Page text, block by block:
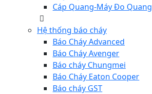
Cáp Quang-Máy Đo Quang
Hệ thống báo cháy
Báo Cháy Advanced
Báo Cháy Avenger
Báo cháy Chungmei
Báo Cháy Eaton Cooper
Báo cháy GST